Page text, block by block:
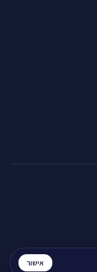
אישור